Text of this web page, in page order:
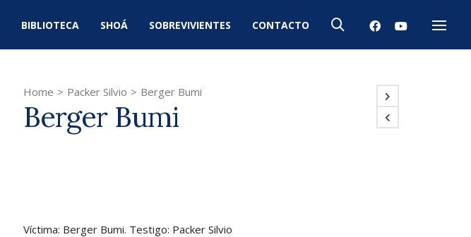
BIBLIOTECA SHOÁ SOBREVIVIENTES CONTACTO
Menú
Home > Packer Silvio > Berger Bumi
Berger Bumi
Víctima: Berger Bumi. Testigo: Packer Silvio